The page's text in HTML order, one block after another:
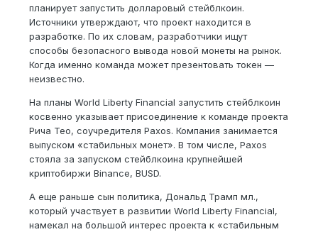
планирует запустить долларовый стейблкоин.
Источники утверждают, что проект находится в
разработке. По их словам, разработчики ищут
способы безопасного вывода новой монеты на рынок.
Когда именно команда может презентовать токен —
неизвестно.
На планы World Liberty Financial запустить стейблкоин
косвенно указывает присоединение к команде проекта
Рича Тео, соучредителя Paxos. Компания занимается
выпуском «стабильных монет». В том числе, Paxos
стояла за запуском стейблкоина крупнейшей
криптобиржи Binance, BUSD.
А еще раньше сын политика, Дональд Трамп мл.,
который участвует в развитии World Liberty Financial,
намекал на большой интерес проекта к «стабильным